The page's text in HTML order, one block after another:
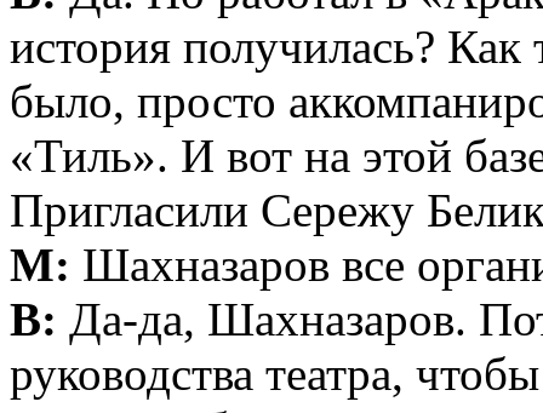
история получилась?
было, просто
«Тиль». И вот на этой
Пригласили Сережу
М: Шахназаров все
В: Да-да, Шахназаров.
руководства театра,